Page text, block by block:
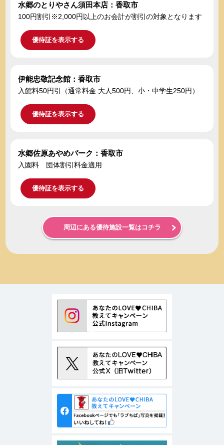
水郷のとりやさん須田本店：香取市
100円割引※2,000円以上のお会計が割引の対象となります
優待証を表示する
伊能忠敬記念館：香取市
入館料50円引（通常料金 大人500円、小・中学生250円）
優待証を表示する
水郷佐原あやめパーク：香取市
入園料 団体割引料金適用
優待証を表示する
周辺にある優待施設一覧はコチラ